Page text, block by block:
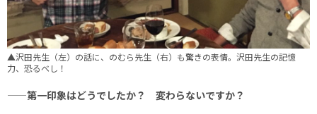
▲沢田先生（左）の話に、のむら先生（右）も驚きの表情。沢田先生の記憶
力、恐るべし！
——第一印象はどうでしたか？ 変わらないですか？